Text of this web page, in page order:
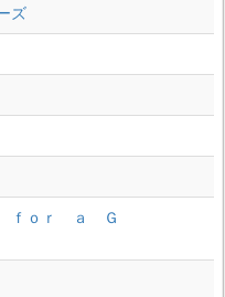
ズ
ｆｏｒ ａ Ｇ